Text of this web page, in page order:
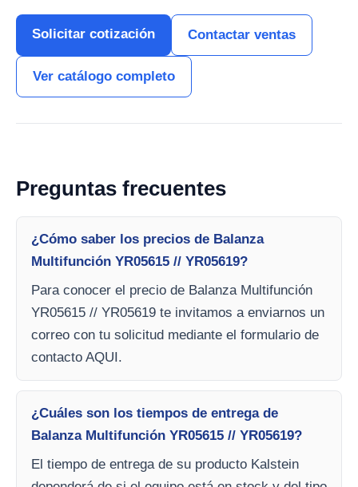
Solicitar cotización Contactar ventas
Ver catálogo completo
Preguntas frecuentes
¿Cómo saber los precios de Balanza
Multifunción YR05615 // YR05619?
Para conocer el precio de Balanza Multifunción
YR05615 // YR05619 te invitamos a enviarnos un
correo con tu solicitud mediante el formulario de
contacto AQUI.
¿Cuáles son los tiempos de entrega de
Balanza Multifunción YR05615 // YR05619?
El tiempo de entrega de su producto Kalstein